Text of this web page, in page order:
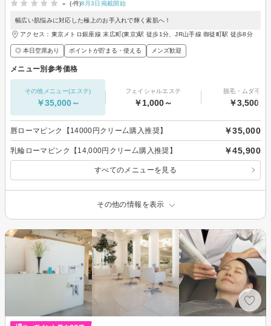
-
(-件)8月3日掲載開始
幅広い肌悩みに対応した極上のお手入れで輝く素肌へ！
アクセス：東京メトロ銀座線 末広町(東京)駅 徒歩1分、JR山手線 御徒町駅 徒歩8分
◎ 本日空席あり ポイントが貯まる・使える メンズ歓迎
メニュー別参考価格
その他メニュー(エステ)
￥35,000～
フェイシャルエステ
￥1,000～
脱毛・ムダ毛処
￥3,500～
唇ローマピンク【14000円クリー厶購入推奨】 ￥35,000
乳輪ローマピンク【14,000円クリー厶購入推奨】 ￥45,900
すべてのメニューを見る
その他の情報を表示